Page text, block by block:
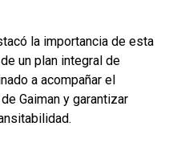
la importancia de esta
un plan integral de
a acompañar el
Gaiman y garantizar